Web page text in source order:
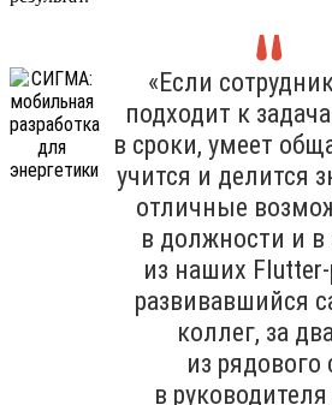
«Если
подходит к
в сроки, умеет
учится и делится
отличные
в должности и в
из наших
развивавшийся
коллег, за
из рядового
в